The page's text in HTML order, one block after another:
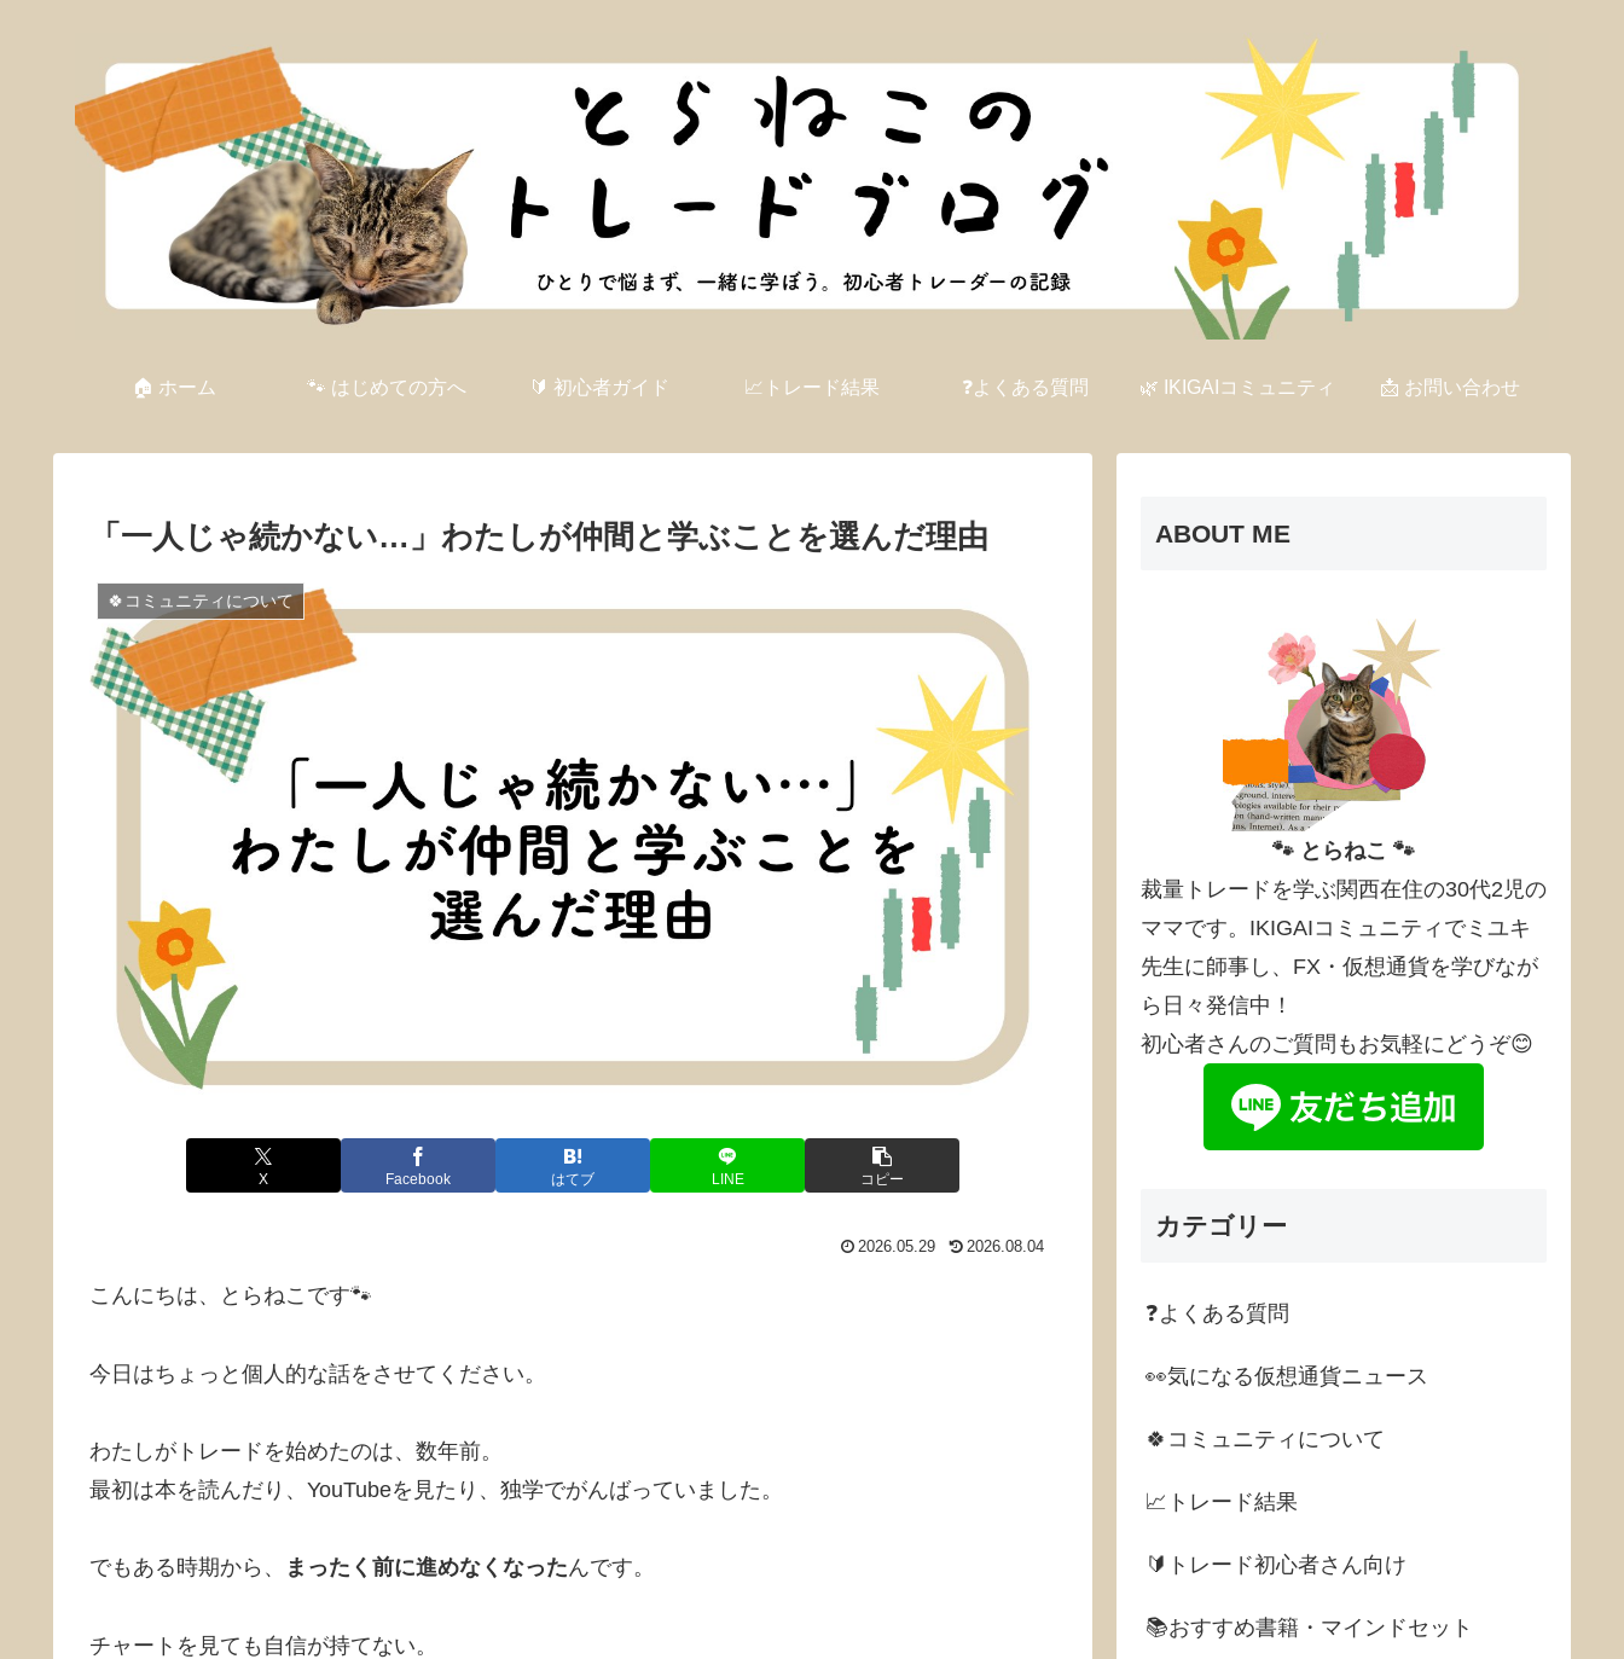
🏠 ホーム 🐾 はじめての方へ 🔰 初心者ガイド 📈トレード結果 ❓よくある質問 🌿 IKIGAIコミュニティ 📩 お問い合わせ
「一人じゃ続かない…」わたしが仲間と学ぶことを選んだ理由
🍀コミュニティについて
X Facebook はてブ LINE コピー
2026.05.29 2026.08.04
こんにちは、とらねこです🐾
今日はちょっと個人的な話をさせてください。
わたしがトレードを始めたのは、数年前。
最初は本を読んだり、YouTubeを見たり、独学でがんばっていました。
でもある時期から、 まったく前に進めなくなったんです。
チャートを見ても自信が持てない。
ABOUT ME
🐾 とらねこ 🐾
裁量トレードを学ぶ関西在住の30代2児の
ママです。IKIGAIコミュニティでミユキ
先生に師事し、FX・仮想通貨を学びなが
ら日々発信中！
初心者さんのご質問もお気軽にどうぞ😊
カテゴリー
❓よくある質問
👀気になる仮想通貨ニュース
🍀コミュニティについて
📈トレード結果
🔰トレード初心者さん向け
📚おすすめ書籍・マインドセット